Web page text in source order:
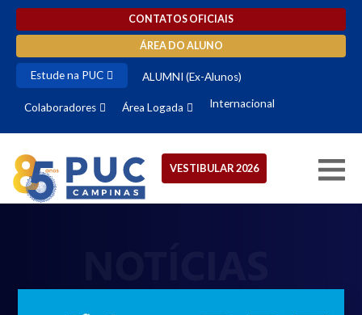
CONTATOS OFICIAIS
ÁREA DO ALUNO
Estude na PUC ALUMNI (Ex-Alunos)
Colaboradores Área Logada Internacional
VESTIBULAR 2026